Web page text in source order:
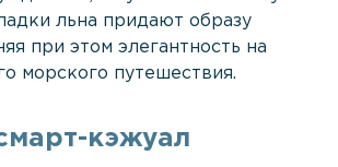
льна придают образу
при этом элегантность на
морского путешествия.
кэжуал